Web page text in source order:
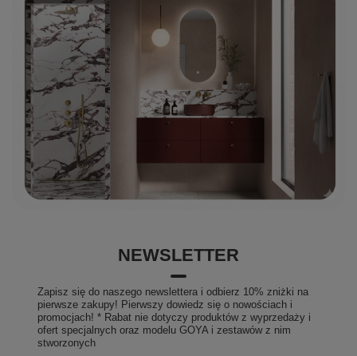
NEWSLETTER
Zapisz się do naszego newslettera i odbierz 10% zniżki na
pierwsze zakupy! Pierwszy dowiedz się o nowościach i
promocjach! * Rabat nie dotyczy produktów z wyprzedaży i
ofert specjalnych oraz modelu GOYA i zestawów z nim
stworzonych